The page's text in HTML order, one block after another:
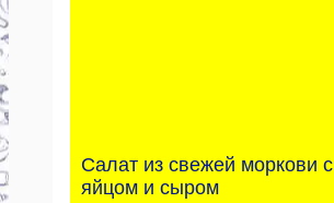
Салат из свежей моркови с
яйцом и сыром